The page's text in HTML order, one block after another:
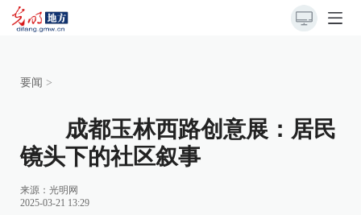
要闻 >
成都玉林西路创意展：居民
镜头下的社区叙事
来源： 光明网
2025-03-21 13:29